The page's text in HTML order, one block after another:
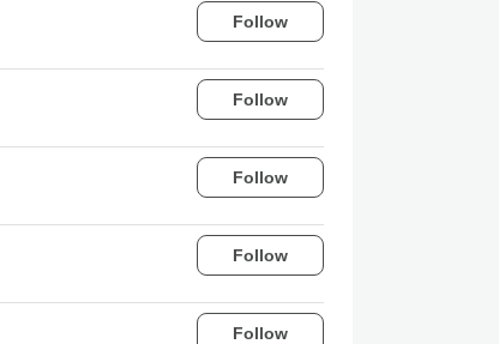
Follow
Follow
Follow
Follow
Follow